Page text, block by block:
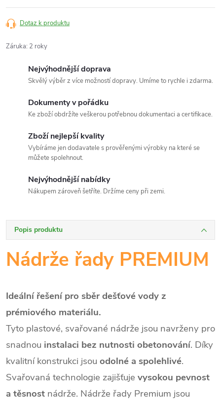
Dotaz k produktu
Záruka: 2 roky
Nejvýhodnější doprava
Skvělý výběr z více možností dopravy. Umíme to rychle i zdarma.
Dokumenty v pořádku
Ke zboží obdržíte veškerou potřebnou dokumentaci a certifikace.
Zboží nejlepší kvality
Vybíráme jen dodavatele s prověřenými výrobky na které se
můžete spolehnout.
Nejvýhodnější nabídky
Nákupem zároveň šetříte. Držíme ceny při zemi.
Popis produktu
Nádrže řady PREMIUM
Ideální řešení pro sběr dešťové vody z
prémiového materiálu.
Tyto plastové, svařované nádrže jsou navrženy pro
snadnou instalaci bez nutnosti obetonování. Díky
kvalitní konstrukci jsou odolné a spolehlivé.
Svařovaná technologie zajišťuje vysokou pevnost
a těsnost nádrže. Nádrže řady Premium jsou